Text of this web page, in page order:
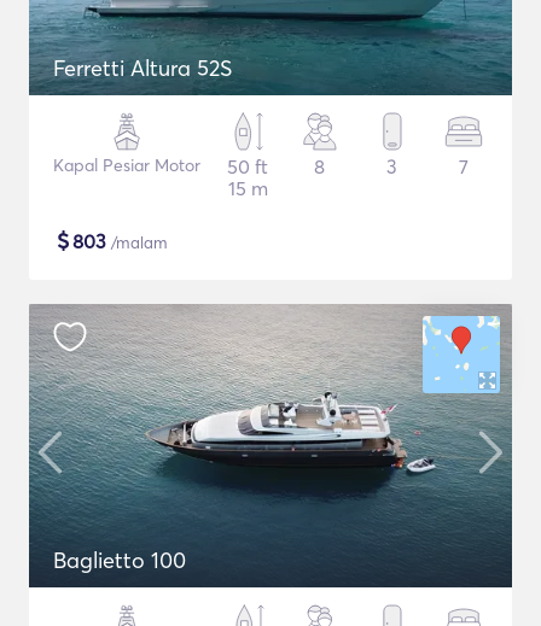
Ferretti Altura 52S
Kapal Pesiar Motor
50 ft
15 m
8 3 7
$803 /malam
Baglietto 100